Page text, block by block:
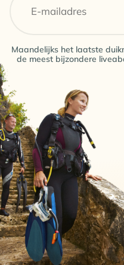
Maandelijks het laatste
de meest bijzondere